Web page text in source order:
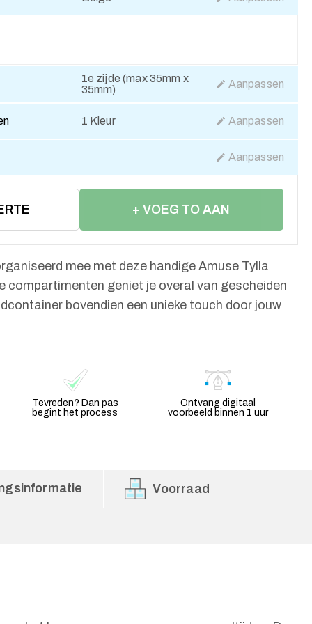
1e zijde (max 35mm x
35mm)
Aanpassen
1 Kleur Aanpassen
Aanpassen
+ VOEG TO AAN
mee met deze handige Amuse Tylla
compartimenten geniet je overal van gescheiden
bovendien een unieke touch door jouw
Tevreden? Dan pas
begint het process
Ontvang digitaal
voorbeeld binnen 1 uur
Voorraad